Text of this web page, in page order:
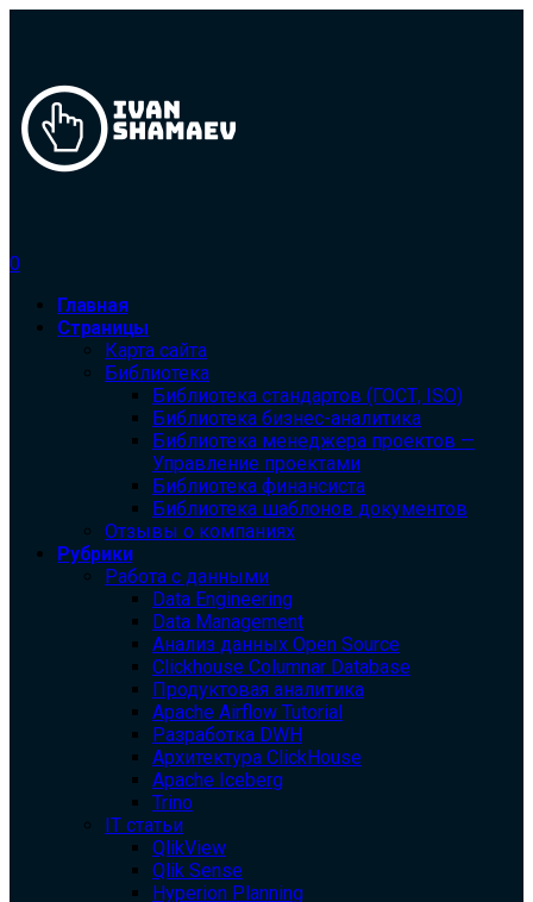
0
Главная
Страницы
Карта сайта
Библиотека
Библиотека cтандартов (ГОСТ, ISO)
Библиотека бизнес-аналитика
Библиотека менеджера проектов —
Управление проектами
Библиотека финансиста
Библиотека шаблонов документов
Отзывы о компаниях
Рубрики
Работа с данными
Data Engineering
Data Management
Анализ данных Open Source
Clickhouse Columnar Database
Продуктовая аналитика
Apache Airflow Tutorial
Разработка DWH
Архитектура ClickHouse
Apache Iceberg
Trino
IT статьи
QlikView
Qlik Sense
Hyperion Planning